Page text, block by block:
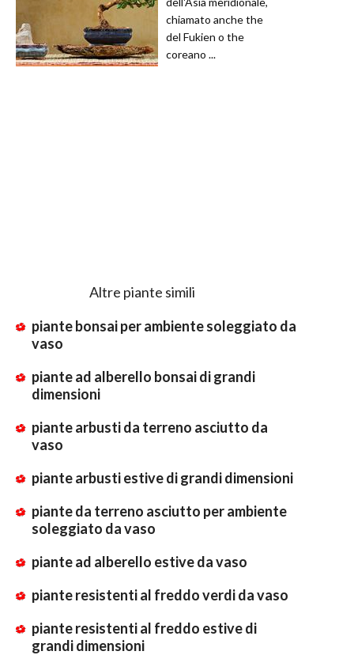
chiamato anche the
del Fukien o the
coreano ...
Altre piante simili
piante bonsai per ambiente soleggiato da
vaso
piante ad alberello bonsai di grandi
dimensioni
piante arbusti da terreno asciutto da
vaso
piante arbusti estive di grandi dimensioni
piante da terreno asciutto per ambiente
soleggiato da vaso
piante ad alberello estive da vaso
piante resistenti al freddo verdi da vaso
piante resistenti al freddo estive di
grandi dimensioni